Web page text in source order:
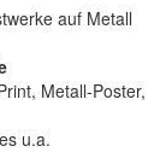
auf Metall
Metall-Poster,
u.a.